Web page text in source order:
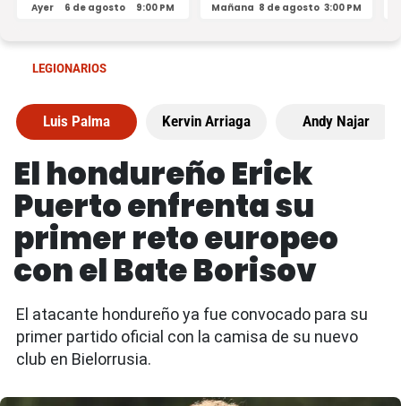
Ayer 6 de agosto 9:00 PM Mañana 8 de agosto 3:00 PM
LEGIONARIOS
Luis Palma Kervin Arriaga Andy Najar
El hondureño Erick
Puerto enfrenta su
primer reto europeo
con el Bate Borisov
El atacante hondureño ya fue convocado para su
primer partido oficial con la camisa de su nuevo
club en Bielorrusia.